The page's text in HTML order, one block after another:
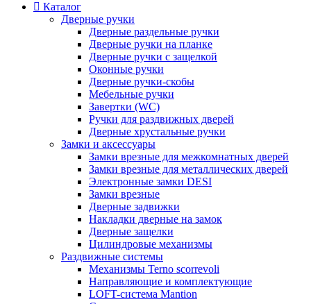
Каталог
Дверные ручки
Дверные раздельные ручки
Дверные ручки на планке
Дверные ручки с защелкой
Оконные ручки
Дверные ручки-скобы
Мебельные ручки
Завертки (WC)
Ручки для раздвижных дверей
Дверные хрустальные ручки
Замки и аксессуары
Замки врезные для межкомнатных дверей
Замки врезные для металлических дверей
Электронные замки DESI
Замки врезные
Дверные задвижки
Накладки дверные на замок
Дверные защелки
Цилиндровые механизмы
Раздвижные системы
Механизмы Terno scorrevoli
Направляющие и комплектующие
LOFT-cистема Mantion